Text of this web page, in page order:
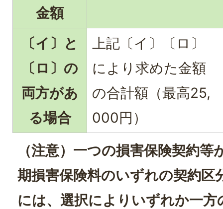
金額
〔イ〕と
〔ロ〕の
両方があ
る場合
上記〔イ〕〔ロ〕
により求めた金額
の合計額（最高25,
000円）
（注意）一つの損害保険契約
期損害保険料のいずれの契約区
には、選択によりいずれか一方